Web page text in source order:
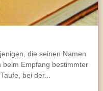
die seinen Namen
Empfang bestimmter
bei der...